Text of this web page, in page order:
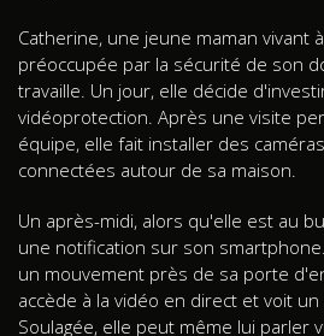
Catherine, une jeune maman vivant
préoccupée par la sécurité de son
travaille. Un jour, elle décide
vidéoprotection. Après une visite
équipe, elle fait installer des
connectées autour de sa maison.
Un après-midi, alors qu'elle est au
une notification sur son
un mouvement près de sa porte
accède à la vidéo en direct et voit
Soulagée, elle peut même lui parler